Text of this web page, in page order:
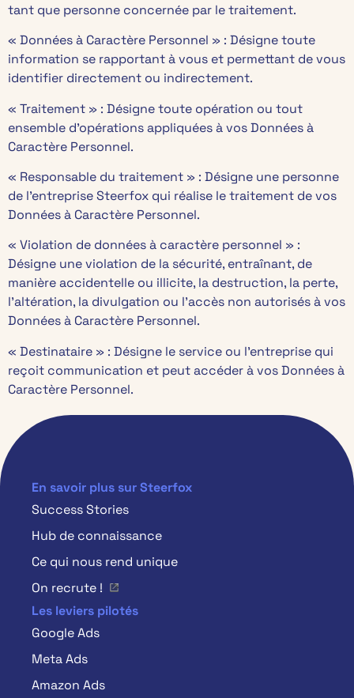
tant que personne concernée par le traitement.
« Données à Caractère Personnel » : Désigne toute
information se rapportant à vous et permettant de vous
identifier directement ou indirectement.
« Traitement » : Désigne toute opération ou tout
ensemble d’opérations appliquées à vos Données à
Caractère Personnel.
« Responsable du traitement » : Désigne une personne
de l’entreprise Steerfox qui réalise le traitement de vos
Données à Caractère Personnel.
« Violation de données à caractère personnel » :
Désigne une violation de la sécurité, entraînant, de
manière accidentelle ou illicite, la destruction, la perte,
l’altération, la divulgation ou l’accès non autorisés à vos
Données à Caractère Personnel.
« Destinataire » : Désigne le service ou l’entreprise qui
reçoit communication et peut accéder à vos Données à
Caractère Personnel.
En savoir plus sur Steerfox
Success Stories
Hub de connaissance
Ce qui nous rend unique
On recrute !
Les leviers pilotés
Google Ads
Meta Ads
Amazon Ads